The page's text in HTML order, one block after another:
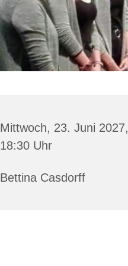
Mittwoch, 23. Juni 2027,
18:30 Uhr
Bettina Casdorff